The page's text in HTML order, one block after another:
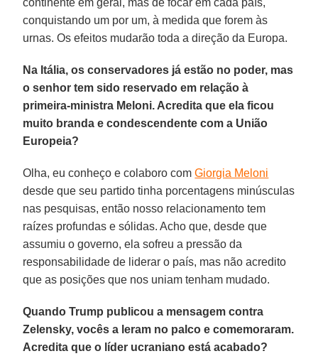
conquistando um por um, à medida que forem às
urnas. Os efeitos mudarão toda a direção da Europa.
Na Itália, os conservadores já estão no poder, mas
o senhor tem sido reservado em relação à
primeira-ministra Meloni. Acredita que ela ficou
muito branda e condescendente com a União
Europeia?
Olha, eu conheço e colaboro comGiorgia Meloni
desde que seu partido tinha porcentagens minúsculas
nas pesquisas, então nosso relacionamento tem
raízes profundas e sólidas. Acho que, desde que
assumiu o governo, ela sofreu a pressão da
responsabilidade de liderar o país, mas não acredito
que as posições que nos uniam tenham mudado.
Quando Trump publicou a mensagem contra
Zelensky, vocês a leram no palco e comemoraram.
Acredita que o líder ucraniano está acabado?